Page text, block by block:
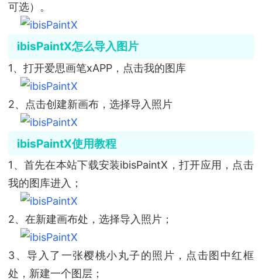
可选）。
ibisPaintX怎么导入图片
1、打开爱思画笔xAPP，点击我的图库
2、点击创建新画布，选择导入照片
ibisPaintX使用教程
1、首先在本站下载安装ibisPaintX，打开应用，点击
我的图库进入；
2、在新建画布处，选择导入照片；
3、导入了一张樱桃小丸子的照片，点击图中红框
处，新建一个图层；